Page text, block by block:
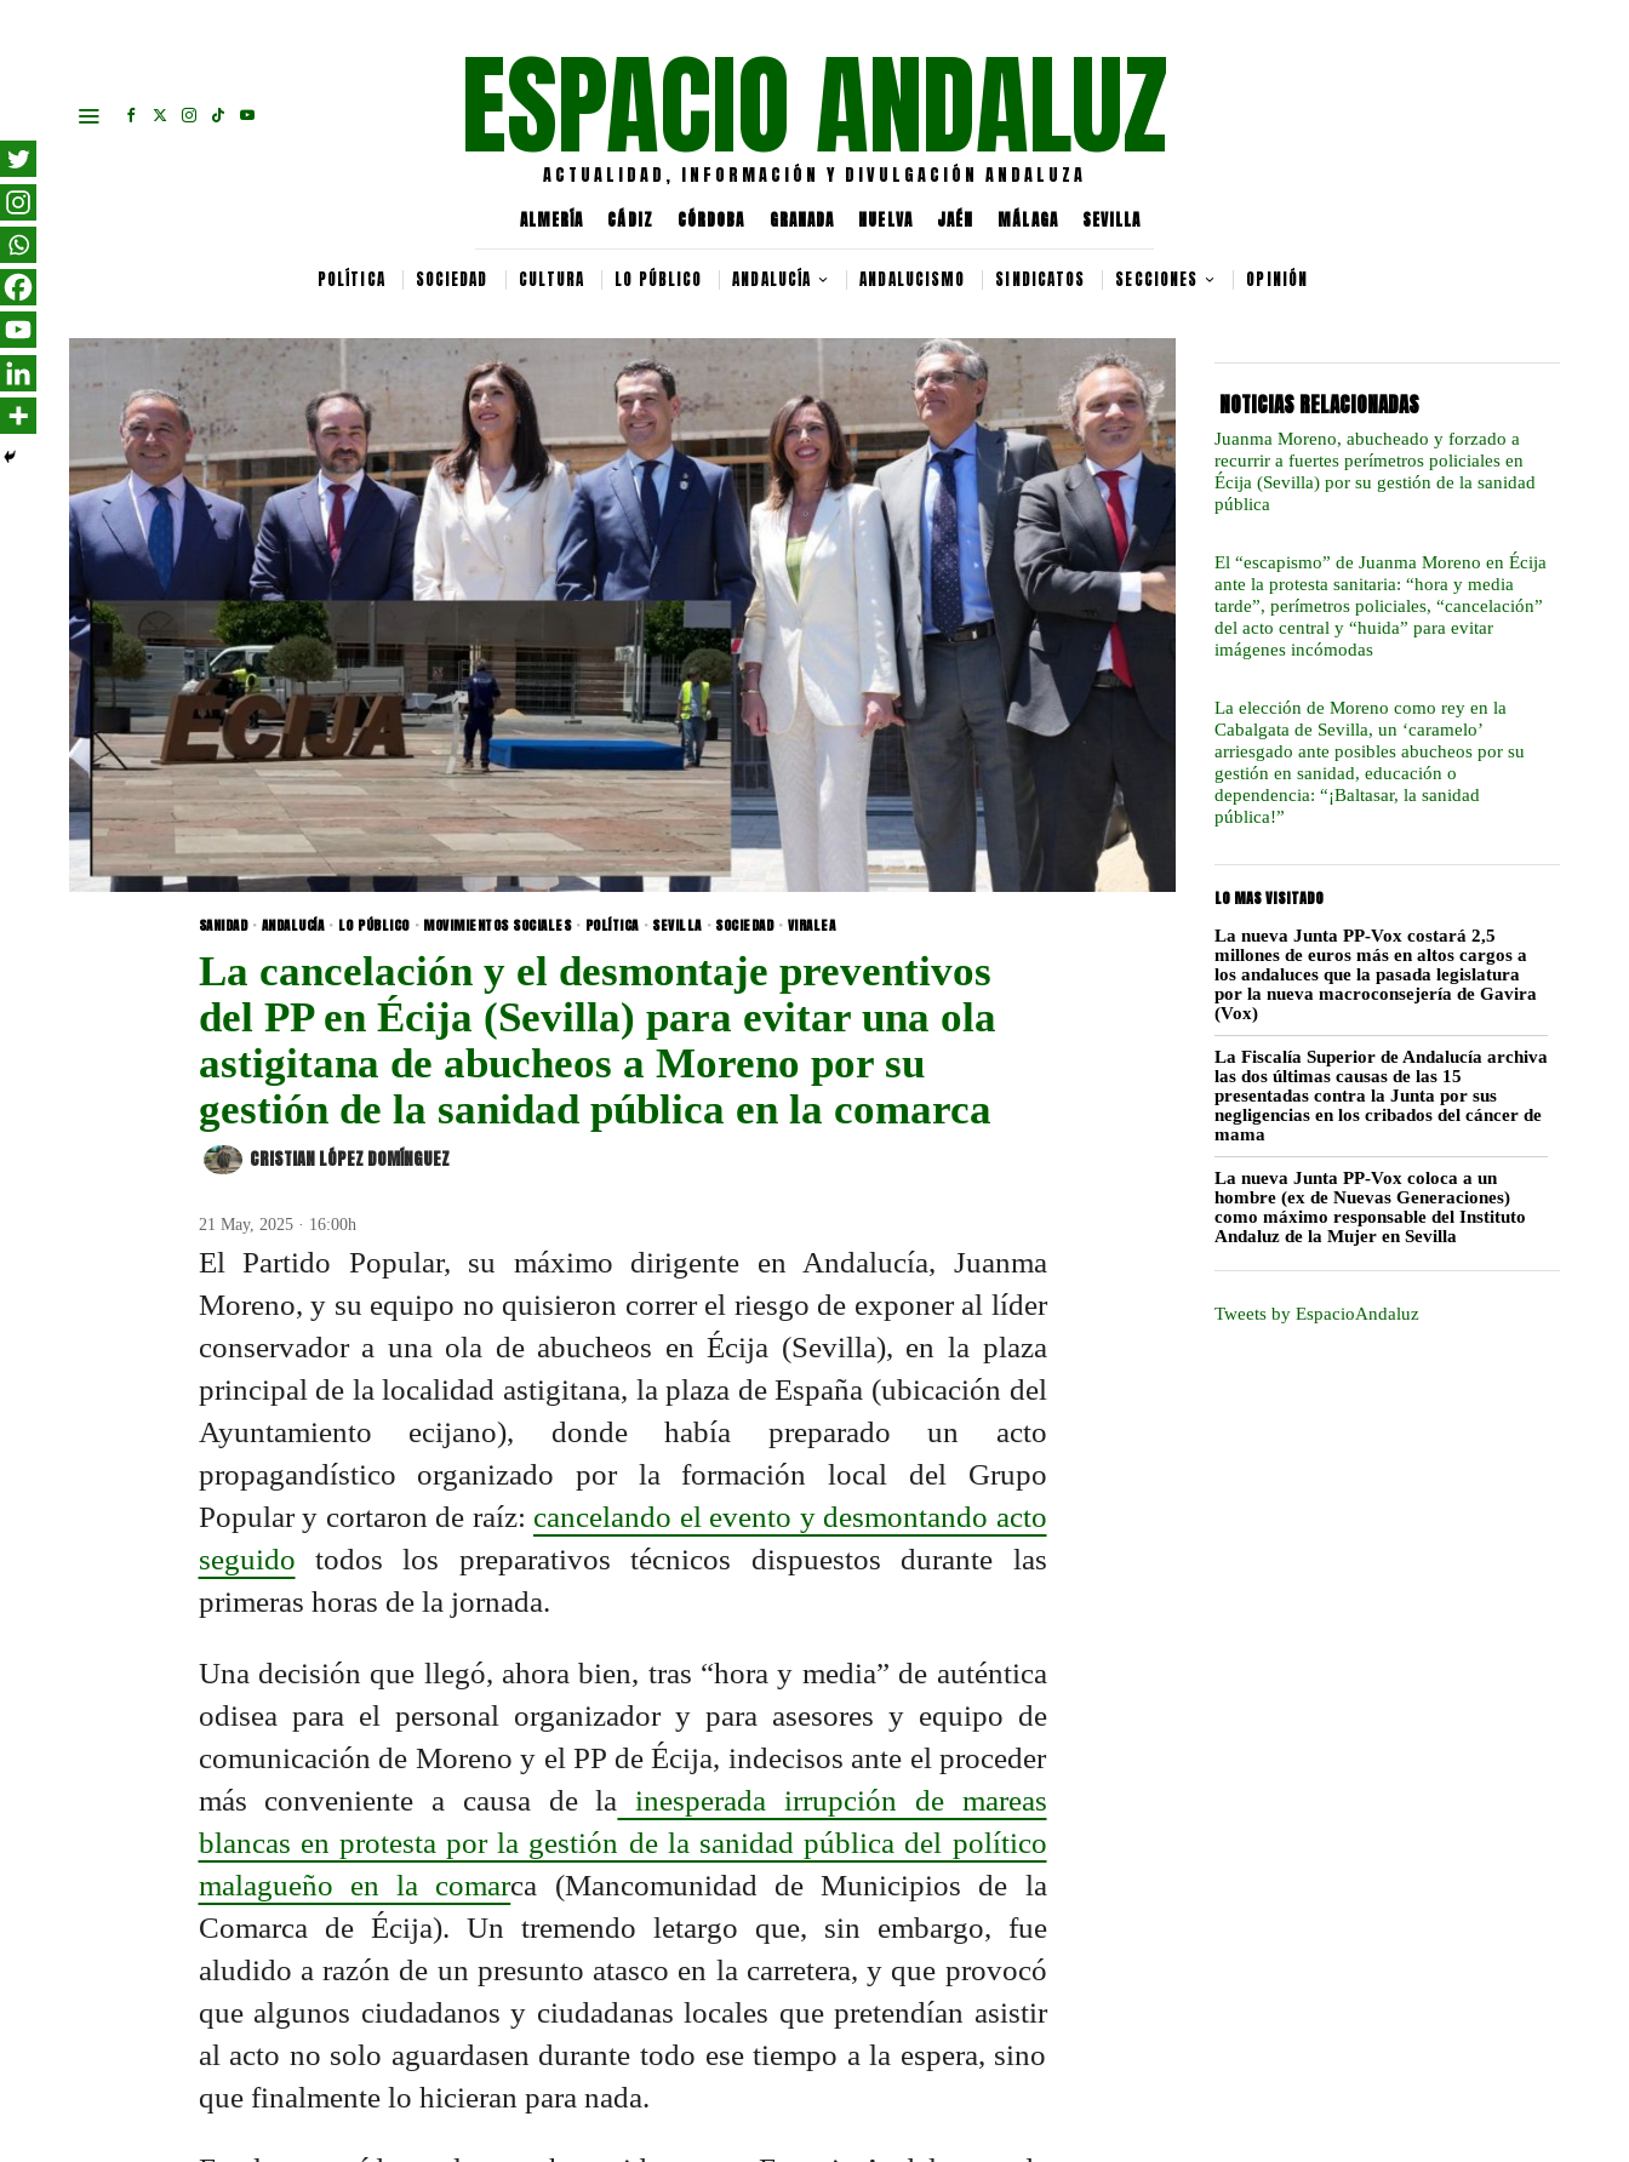
ESPACIO ANDALUZ
ACTUALIDAD, INFORMACIÓN Y DIVULGACIÓN ANDALUZA
ALMERÍA CÁDIZ CÓRDOBA GRANADA HUELVA JAÉN MÁLAGA SEVILLA
POLÍTICA SOCIEDAD CULTURA LO PÚBLICO ANDALUCÍA ANDALUCISMO SINDICATOS SECCIONES OPINIÓN
SANIDAD · ANDALUCÍA · LO PÚBLICO · MOVIMIENTOS SOCIALES · POLÍTICA · SEVILLA · SOCIEDAD · VIRALEA
La cancelación y el desmontaje preventivos
del PP en Écija (Sevilla) para evitar una ola
astigitana de abucheos a Moreno por su
gestión de la sanidad pública en la comarca
CRISTIAN LÓPEZ DOMÍNGUEZ
21 May, 2025 · 16:00h
El Partido Popular, su máximo dirigente en Andalucía, Juanma
Moreno, y su equipo no quisieron correr el riesgo de exponer al líder
conservador a una ola de abucheos en Écija (Sevilla), en la plaza
principal de la localidad astigitana, la plaza de España (ubicación del
Ayuntamiento ecijano), donde había preparado un acto
propagandístico organizado por la formación local del Grupo
Popular y cortaron de raíz: cancelando el evento y desmontando acto
seguido todos los preparativos técnicos dispuestos durante las
primeras horas de la jornada.
Una decisión que llegó, ahora bien, tras “hora y media” de auténtica
odisea para el personal organizador y para asesores y equipo de
comunicación de Moreno y el PP de Écija, indecisos ante el proceder
más conveniente a causa de la inesperada irrupción de mareas
blancas en protesta por la gestión de la sanidad pública del político
malagueño en la comarca (Mancomunidad de Municipios de la
Comarca de Écija). Un tremendo letargo que, sin embargo, fue
aludido a razón de un presunto atasco en la carretera, y que provocó
que algunos ciudadanos y ciudadanas locales que pretendían asistir
al acto no solo aguardasen durante todo ese tiempo a la espera, sino
que finalmente lo hicieran para nada.
NOTICIAS RELACIONADAS
Juanma Moreno, abucheado y forzado a
recurrir a fuertes perímetros policiales en
Écija (Sevilla) por su gestión de la sanidad
pública
El “escapismo” de Juanma Moreno en Écija
ante la protesta sanitaria: “hora y media
tarde”, perímetros policiales, “cancelación”
del acto central y “huida” para evitar
imágenes incómodas
La elección de Moreno como rey en la
Cabalgata de Sevilla, un ‘caramelo’
arriesgado ante posibles abucheos por su
gestión en sanidad, educación o
dependencia: “¡Baltasar, la sanidad
pública!”
LO MAS VISITADO
La nueva Junta PP-Vox costará 2,5
millones de euros más en altos cargos a
los andaluces que la pasada legislatura
por la nueva macroconsejería de Gavira
(Vox)
La Fiscalía Superior de Andalucía archiva
las dos últimas causas de las 15
presentadas contra la Junta por sus
negligencias en los cribados del cáncer de
mama
La nueva Junta PP-Vox coloca a un
hombre (ex de Nuevas Generaciones)
como máximo responsable del Instituto
Andaluz de la Mujer en Sevilla
Tweets by EspacioAndaluz